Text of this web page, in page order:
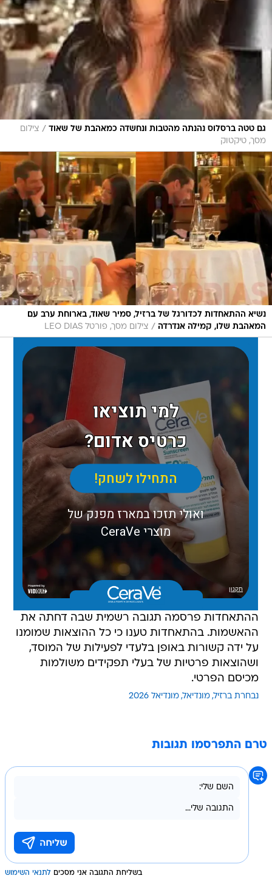
גם טטה ברסלוס נהנתה מהטבות ונחשדה כמאהבת של שאוד / צילום
מסך, טיקטוק
נשיא ההתאחדות לכדורגל של ברזיל, סמיר שאוד, בארוחת ערב עם
המאהבת שלו, קמילה אנדרדה / צילום מסך, פורטל LEO DIAS
ההתאחדות פרסמה תגובה רשמית שבה דחתה את
ההאשמות. בהתאחדות טענו כי כל ההוצאות שמומנו
על ידה קשורות באופן בלעדי לפעילות של המוסד,
ושהוצאות פרטיות של בעלי תפקידים משולמות
מכיסם הפרטי.
נבחרת ברזיל מונדיאל מונדיאל 2026
טרם התפרסמו תגובות
בשליחת התגובה אני מסכים לתנאי השימוש